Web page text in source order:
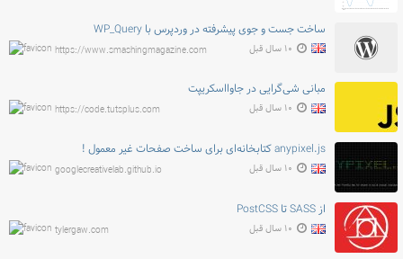
ساخت جست و جوی پیشرفته در وردپرس با WP_Query
https://www.smashingmagazine.com ۱۰ سال قبل
مبانی شی‌گرایی در جاوااسکریپت
https://code.tutsplus.com ۱۰ سال قبل
anypixel.js کتابخانه‌ای برای ساخت صفحات غیر معمول !
googlecreativelab.github.io ۱۰ سال قبل
از SASS تا PostCSS
tylergaw.com ۱۰ سال قبل